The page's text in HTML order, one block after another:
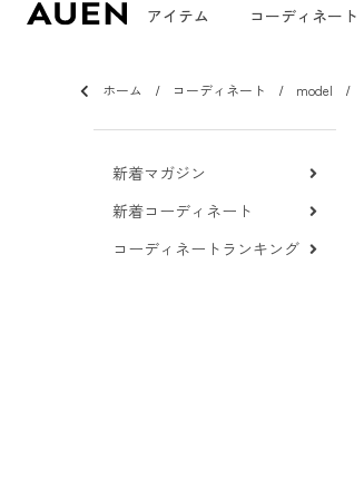
アイテム コーディネート
ホーム コーディネート model
新着マガジン
新着コーディネート
コーディネートランキング